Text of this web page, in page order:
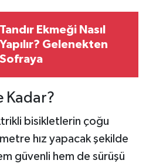
Tandır Ekmeği Nasıl
Yapılır? Gelenekten
Sofraya
Kadar?
bisikletlerin çoğu
hız yapacak şekilde
güvenli hem de sürüşü